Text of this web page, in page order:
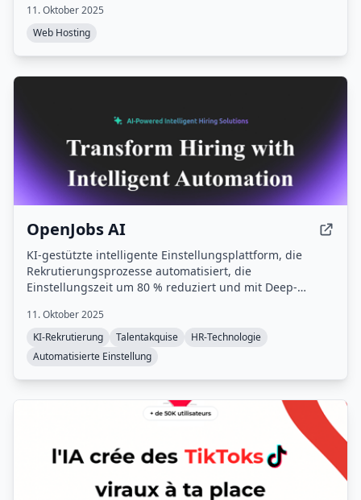
11. Oktober 2025
Web Hosting
OpenJobs AI
KI-gestützte intelligente Einstellungsplattform, die
Rekrutierungsprozesse automatisiert, die
Einstellungszeit um 80 % reduziert und mit Deep-
Kandidatenabstimmung bietet.
11. Oktober 2025
KI-Rekrutierung
Talentakquise
HR-Technologie
Automatisierte Einstellung